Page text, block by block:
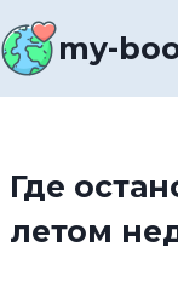
к
содержимому
my-
Где
летом